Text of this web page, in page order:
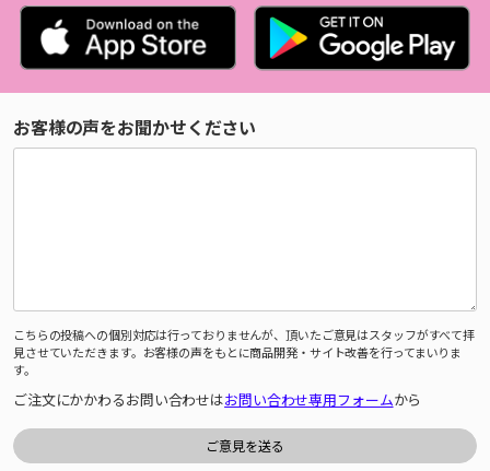
お客様の声をお聞かせください
こちらの投稿への個別対応は行っておりませんが、頂いたご意見はスタッフがすべて拝
見させていただきます。お客様の声をもとに商品開発・サイト改善を行ってまいりま
す。
ご注文にかかわるお問い合わせはお問い合わせ専用フォームから